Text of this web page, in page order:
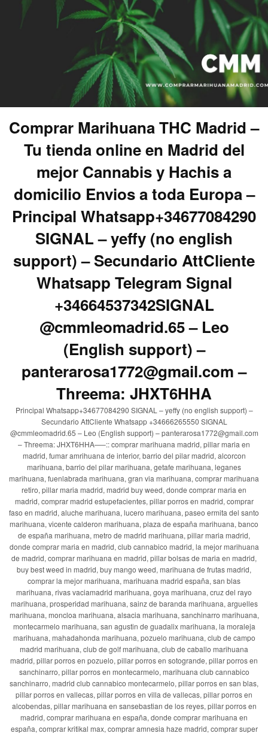
Comprar Marihuana THC Madrid –
Tu tienda online en Madrid del
mejor Cannabis y Hachis a
domicilio Envios a toda Europa –
Principal Whatsapp+34677084290
SIGNAL – yeffy (no english
support) – Secundario AttCliente
Whatsapp Telegram Signal
+34664537342SIGNAL
@cmmleomadrid.65 – Leo
(English support) –
panterarosa1772@gmail.com –
Threema: JHXT6HHA
Principal Whatsapp+34677084290 SIGNAL – yeffy (no english support) –
Secundario AttCliente Whatsapp +34666265550 SIGNAL
@cmmleomadrid.65 – Leo (English support) – panterarosa1772@gmail.com
– Threema: JHXT6HHA—–:: comprar marihuana madrid, pillar maria en
madrid, fumar amrihuana de interior, barrio del pilar madrid, alcorcon
marihuana, barrio del pilar marihuana, getafe marihuana, leganes
marihuana, fuenlabrada marihuana, gran via marihuana, comprar marihuana
retiro, pillar maria madrid, madrid buy weed, donde comprar maria en
madrid, comprar madrid estupefacientes, pillar porros en madrid, comprar
faso en madrid, aluche marihuana, lucero marihuana, paseo ermita del santo
marihuana, vicente calderon marihuana, plaza de españa marihuana, banco
de españa marihuana, metro de madrid marihuana, pillar maria madrid,
donde comprar maria en madrid, club cannabico madrid, la mejor marihuana
de madrid, comprar marihuana en madrid, pillar bolsas de maria en madrid,
buy best weed in madrid, buy mango weed, marihuana de frutas madrid,
comprar la mejor marihuana, marihuana madrid españa, san blas
marihuana, rivas vaciamadrid marihuana, goya marihuana, cruz del rayo
marihuana, prosperidad marihuana, sainz de baranda marihuana, arguelles
marihuana, moncloa marihuana, alsacia marihuana, sanchinarro marihuana,
montecarmelo marihuana, san agustin de guadalix marihuana, la moraleja
marihuana, mahadahonda marihuana, pozuelo marihuana, club de campo
madrid marihuana, club de golf marihuana, club de caballo marihuana
madrid, pillar porros en pozuelo, pillar porros en sotogrande, pillar porros en
sanchinarro, pillar porros en montecarmelo, marihuana club cannabico
sanchinarro, madrid club cannabico montecarmelo, pillar porros en san blas,
pillar porros en vallecas, pillar porros en villa de vallecas, pillar porros en
alcobendas, pillar marihuana en sansebastian de los reyes, pillar porros en
madrid, comprar marihuana en españa, donde comprar marihuana en
españa, comprar kritikal max, comprar amnesia haze madrid, comprar super